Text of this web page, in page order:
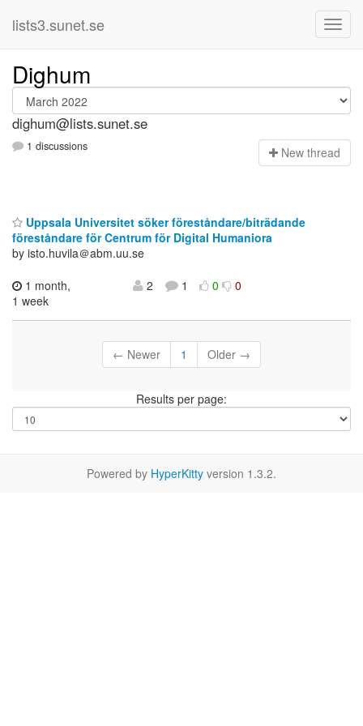
lists3.sunet.se
Dighum
dighum@lists.sunet.se
1 discussions New thread
Uppsala Universitet söker föreståndare/biträdande
föreståndare för Centrum för Digital Humaniora
by isto.huvila＠abm.uu.se
1 month,
1 week
2 1 0 0
← Newer 1 Older →
Results per page:
Powered by HyperKitty version 1.3.2.